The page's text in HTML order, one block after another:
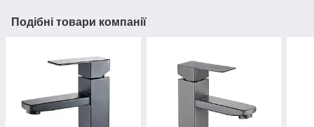
Подібні товари компанії